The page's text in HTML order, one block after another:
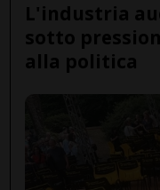
L'industria
sotto
alla politica